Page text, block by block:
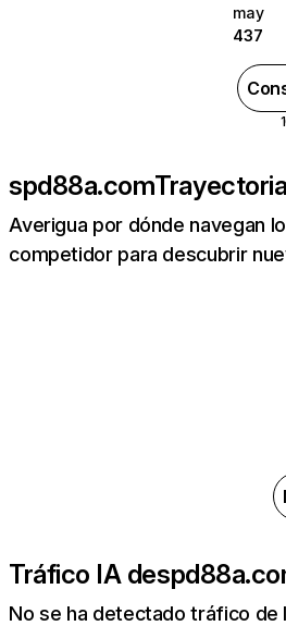
may
437
spd88a.com
Averigua por dónde navegan
competidor para descubrir
Tráfico IA de
No se ha detectado tráfico de